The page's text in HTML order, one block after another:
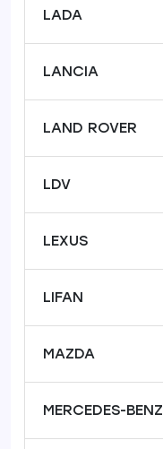
LADA
LANCIA
LAND ROVER
LDV
LEXUS
LIFAN
MAZDA
MERCEDES-BENZ